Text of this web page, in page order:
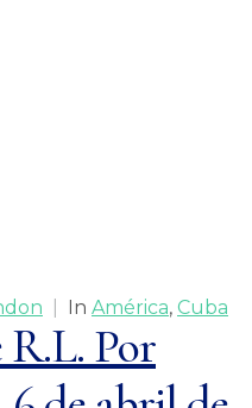
In América, Cuba
R.L. Por